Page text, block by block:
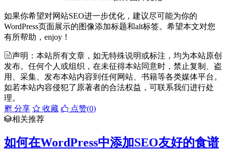
如果你希望对网站SEO进一步优化，建议尽可能为你的
WordPress页面展示的图像添加标题和alt标签。希望本文对您
有所帮助，enjoy！
声明：本站所有文章，如无特殊说明或标注，均为本站原创
发布。任何个人或组织，在未征得本站同意时，禁止复制、盗
用、采集、发布本站内容到任何网站、书籍等各类媒体平台。
如若本站内容侵犯了原著者的合法权益，可联系我们进行处
理。
分享
收藏 点赞(0)
相关推荐
如何在WordPress中添加SEO友好的食谱